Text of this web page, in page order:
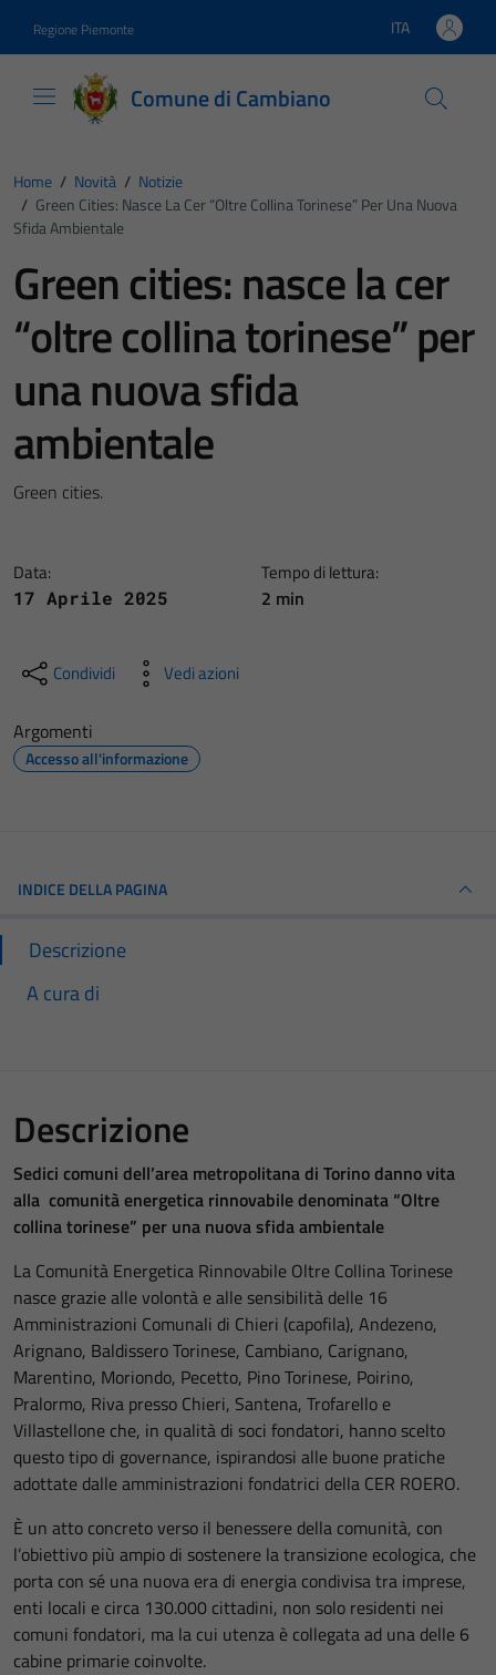
Regione Piemonte Lingua attiva:
ITA
Comune di Cambiano
Home / Novità / Notizie
/ Green Cities: Nasce La Cer “oltre Collina Torinese” Per Una Nuova
Sfida Ambientale
Green cities: nasce la cer
“oltre collina torinese” per
una nuova sfida
ambientale
Green cities.
Data:
17 Aprile 2025
Tempo di lettura:
2 min
Condividi Vedi azioni
Argomenti
Accesso all'informazione
INDICE DELLA PAGINA
Descrizione
A cura di
Descrizione
Sedici comuni dell’area metropolitana di Torino danno vita
alla comunità energetica rinnovabile denominata “Oltre
collina torinese” per una nuova sfida ambientale
La Comunità Energetica Rinnovabile Oltre Collina Torinese
nasce grazie alle volontà e alle sensibilità delle 16
Amministrazioni Comunali di Chieri (capofila), Andezeno,
Arignano, Baldissero Torinese, Cambiano, Carignano,
Marentino, Moriondo, Pecetto, Pino Torinese, Poirino,
Pralormo, Riva presso Chieri, Santena, Trofarello e
Villastellone che, in qualità di soci fondatori, hanno scelto
questo tipo di governance, ispirandosi alle buone pratiche
adottate dalle amministrazioni fondatrici della CER ROERO.
È un atto concreto verso il benessere della comunità, con
l’obiettivo più ampio di sostenere la transizione ecologica, che
porta con sé una nuova era di energia condivisa tra imprese,
enti locali e circa 130.000 cittadini, non solo residenti nei
comuni fondatori, ma la cui utenza è collegata ad una delle 6
cabine primarie coinvolte.